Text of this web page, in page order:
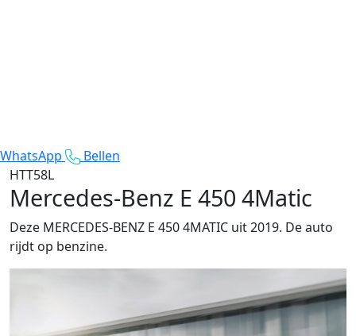
WhatsApp
Bellen
HTT58L
Mercedes-Benz E 450 4Matic
Deze MERCEDES-BENZ E 450 4MATIC uit 2019. De auto
rijdt op benzine.